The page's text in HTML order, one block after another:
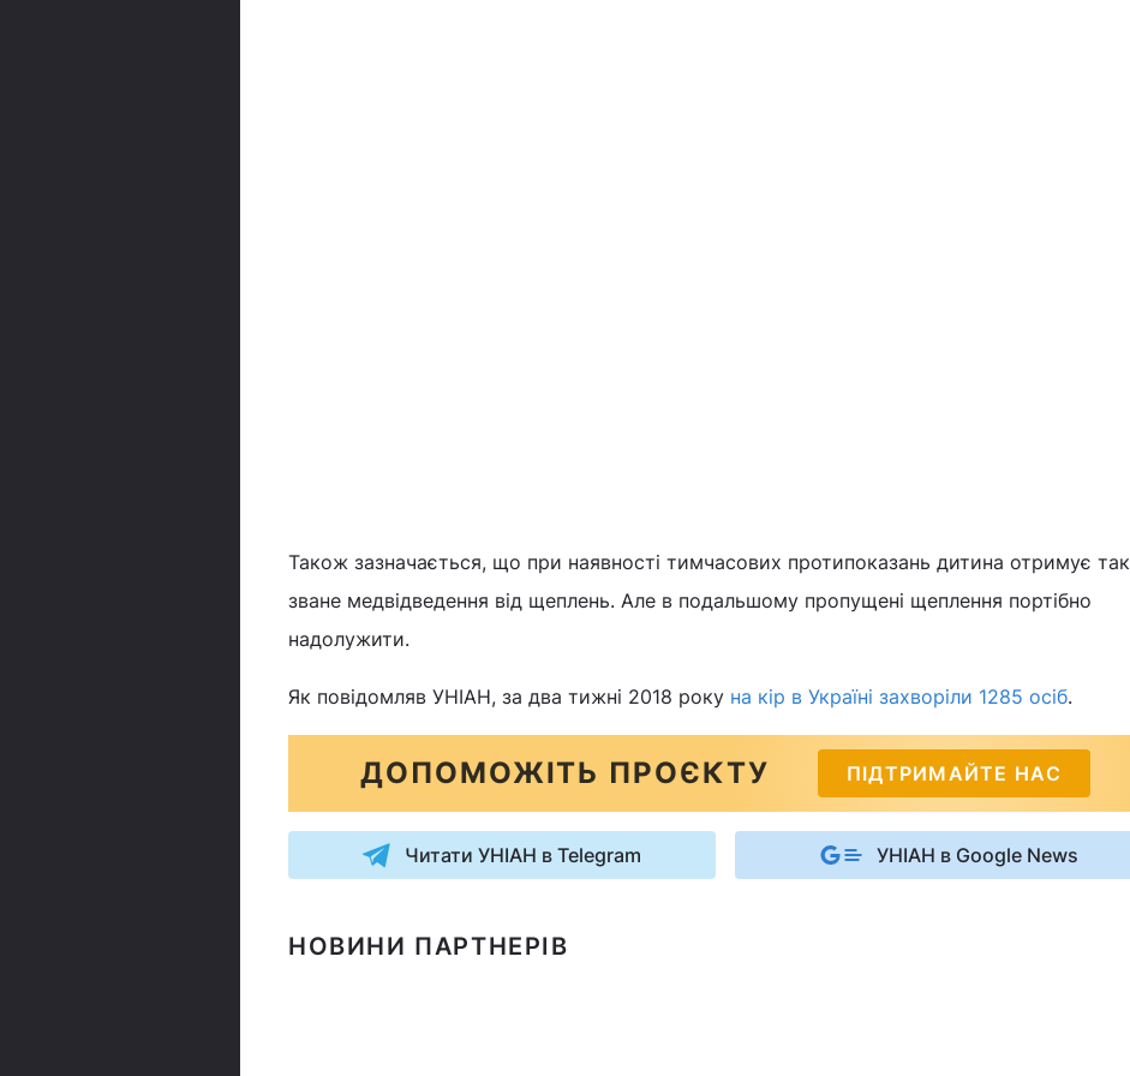
Також зазначається, що при наявності тимчасових протипоказань дитина отримує так
зване медвідведення від щеплень. Але в подальшому пропущені щеплення портібно
надолужити.
Як повідомляв УНІАН, за два тижні 2018 року на кір в Україні захворіли 1285 осіб.
ДОПОМОЖІТЬ ПРОЄКТУ ПІДТРИМАЙТЕ НАС
Читати УНІАН в Telegram УНІАН в Google News
НОВИНИ ПАРТНЕРІВ